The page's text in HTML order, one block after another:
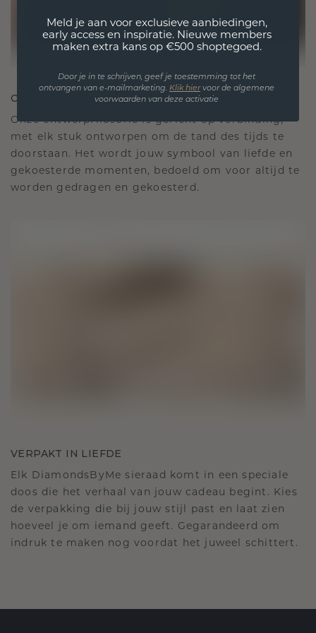
ONTWORPEN VOOR VERBINDING
Onze ontwerpfilosofie is gericht op verbinding,
met elk stuk ontworpen om de tand des tijds te
doorstaan. Het wordt jouw symbool van liefde en
gekoesterde momenten, bedoeld om voor altijd te
worden gedragen en gekoesterd.
VERPAKT IN LIEFDE
Elk DiamondsByMe sieraad komt in een speciale
doos die het verhaal van jouw cadeau begint. Kies
de verpakking die bij jouw stijl past en laat zien
hoeveel je om iemand geeft. Gegarandeerd om
indruk te maken nog voordat het juweel schittert.
Meld je aan voor exclusieve aanbiedingen,
early access en inspiratie. Nieuwe members
maken extra kans op €500 shoptegoed.
Door je in te schrijven, geef je toestemming tot het
ontvangen van e-mailmarketing. Klik hiervoor de algemene
voorwaarden van deze activatie